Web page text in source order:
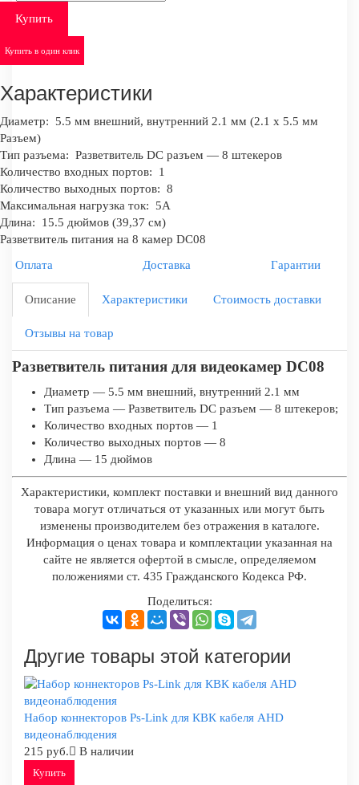
Купить
Купить в один клик
Характеристики
Диаметр:
5.5 мм внешний, внутренний 2.1 мм (2.1 х 5.5 мм
Разъем)
Тип разъема: Разветвитель DC разъем — 8 штекеров
Количество входных портов:
1
Количество выходных портов: 8
Максимальная нагрузка ток:
5A
Длина:
15.5 дюймов (39,37 см)
Разветвитель питания на 8 камер DC08
Оплата
Доставка Гарантии
Описание Характеристики Стоимость доставки
Отзывы на товар
Разветвитель питания для видеокамер DC08
Диаметр — 5.5 мм внешний, внутренний 2.1 мм
Тип разъема — Разветвитель DC разъем — 8 штекеров;
Количество входных портов — 1
Количество выходных портов — 8
Длина — 15 дюймов
Характеристики, комплект поставки и внешний вид данного
товара могут отличаться от указанных или могут быть
изменены производителем без отражения в каталоге.
Информация о ценах товара и комплектации указанная на
сайте не является офертой в смысле, определяемом
положениями ст. 435 Гражданского Кодекса РФ.
Поделиться:
Другие товары этой категории
Набор коннекторов Ps-Link для КВК кабеля AHD
видеонаблюдения
215 руб.
В наличии
Купить